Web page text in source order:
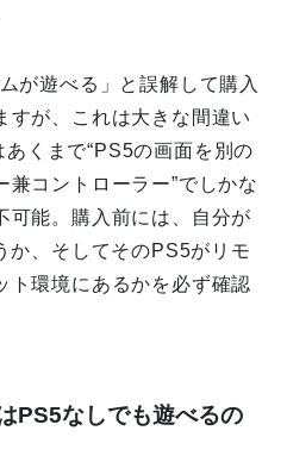
が遊べる」と誤解して購入
すが、これは大きな間違い
くまで“PS5の画面を別の
コントローラー”でしかな
可能。購入前には、自分が
か、そしてそのPS5がリモ
ト環境にあるかを必ず確認
PS5なしでも遊べるの